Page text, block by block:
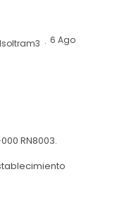
· 6 Ago
RN8003.